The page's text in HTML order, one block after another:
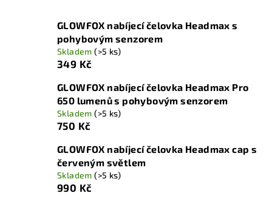
GLOWFOX nabíjecí čelovka Headmax s
pohybovým senzorem
Skladem(>5 ks)
349 Kč
GLOWFOX nabíjecí čelovka Headmax Pro
650 lumenů s pohybovým senzorem
Skladem(>5 ks)
750 Kč
GLOWFOX nabíjecí čelovka Headmax cap s
červeným světlem
Skladem(>5 ks)
990 Kč